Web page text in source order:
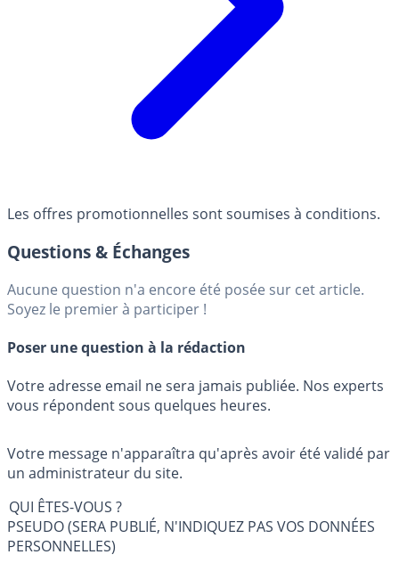
Les offres promotionnelles sont soumises à conditions.
Questions & Échanges
Aucune question n'a encore été posée sur cet article.
Soyez le premier à participer !
Poser une question à la rédaction
Votre adresse email ne sera jamais publiée. Nos experts
vous répondent sous quelques heures.
Votre message n'apparaîtra qu'après avoir été validé par
un administrateur du site.
QUI ÊTES-VOUS ?
PSEUDO (SERA PUBLIÉ, N'INDIQUEZ PAS VOS DONNÉES
PERSONNELLES)